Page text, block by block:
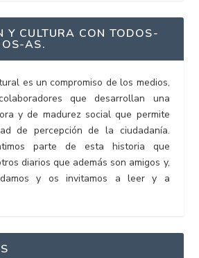
Y CULTURA CON TODOS-
AS.
es un compromiso de los medios,
que desarrollan una
y de madurez social que permite
de percepción de la ciudadanía.
parte de esta historia que
diarios que además son amigos y,
y os invitamos a leer y a